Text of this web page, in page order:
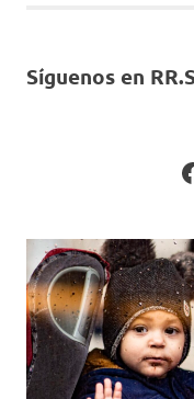
Síguenos en